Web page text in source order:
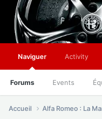
Naviguer
Forums Events
Activity
Accueil Alfa Romeo : La